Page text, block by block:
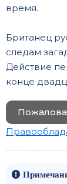
0019
0021
0022
0024
0025
0026
0027
время.
Британец
следам
Действие
конце